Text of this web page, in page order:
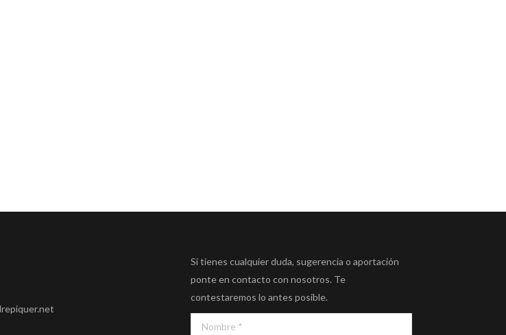
Si tienes cualquier duda, sugerencia o aportación
ponte en contacto con nosotros. Te
contestaremos lo antes posible.